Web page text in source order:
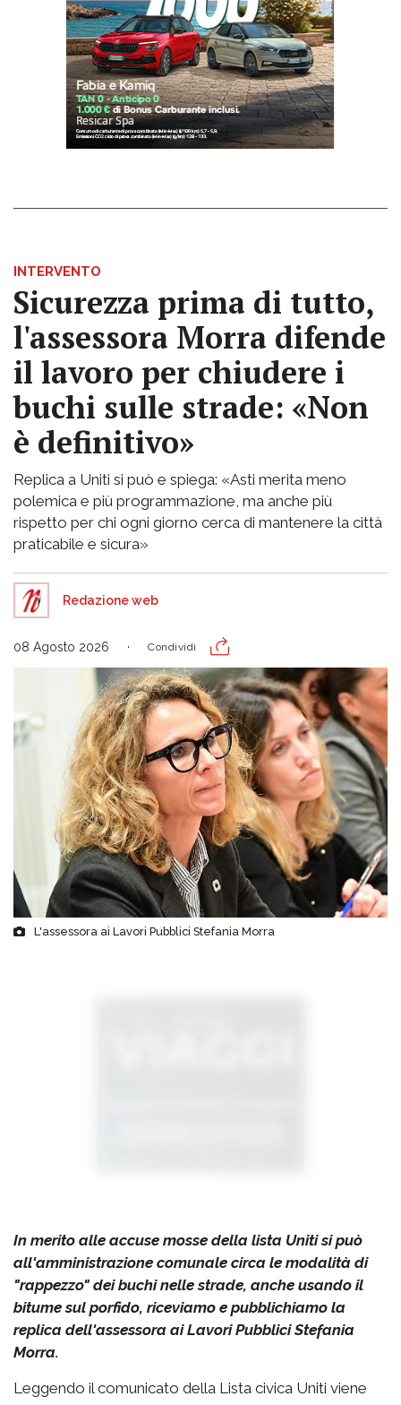
INTERVENTO
Sicurezza prima di tutto,
l'assessora Morra difende
il lavoro per chiudere i
buchi sulle strade: «Non
è definitivo»
Replica a Uniti si può e spiega: «Asti merita meno
polemica e più programmazione, ma anche più
rispetto per chi ogni giorno cerca di mantenere la città
praticabile e sicura»
Redazione web
08 Agosto 2026 Condividi
L'assessora ai Lavori Pubblici Stefania Morra
In merito alle accuse mosse della lista Uniti si può
all'amministrazione comunale circa le modalità di
"rappezzo" dei buchi nelle strade, anche usando il
bitume sul porfido, riceviamo e pubblichiamo la
replica dell'assessora ai Lavori Pubblici Stefania
Morra.
Leggendo il comunicato della Lista civica Uniti viene